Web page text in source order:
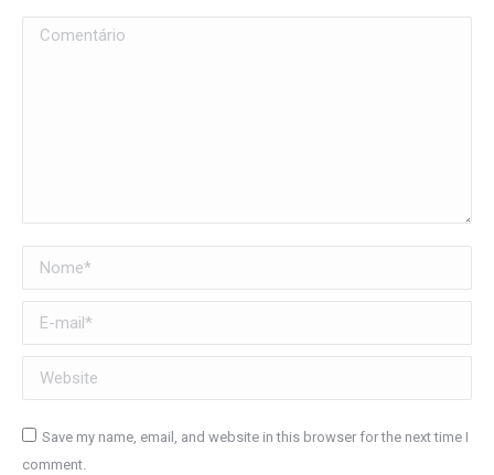
Comentário
Nome *
E-mail *
Website
Save my name, email, and website in this browser for the next time I
comment.